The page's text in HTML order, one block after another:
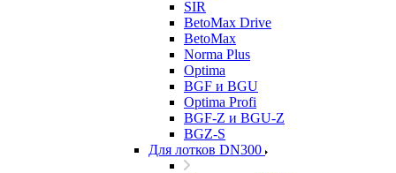
SIR
BetoMax Drive
BetoMax
Norma Plus
Optima
BGF и BGU
Optima Profi
BGF-Z и BGU-Z
BGZ-S
Для лотков DN300